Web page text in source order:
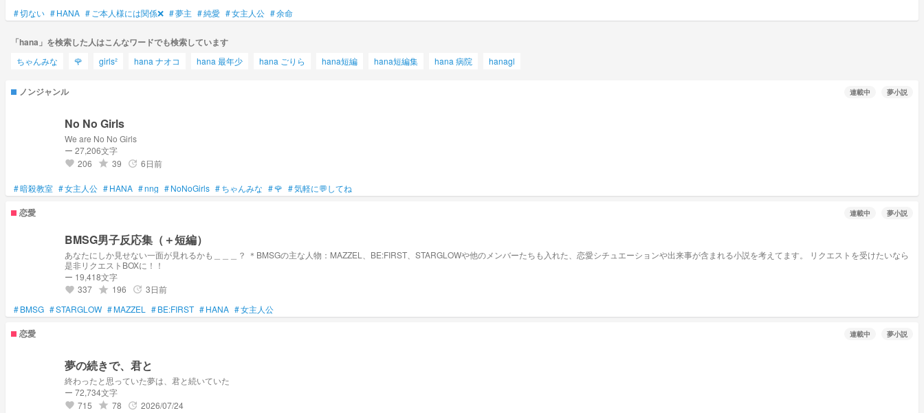
#切ない #HANA # ご本人様には関係❌ #夢主 #純愛 #女主人公 #余命
「hana」を検索した人はこんなワードでも検索しています
ちゃんみな 🌹 girls² hana ナオコ hana 最年少 hana ごりら hana短編 hana短編集 hana 病院 hanagl
ノンジャンル 連載中 夢小説
No No Girls
We are No No Girls
ー 27,206文字
favorite 206 grade 39 update 6日前
#暗殺教室 #女主人公 #HANA #nng #NoNoGirls #ちゃんみな #🌹 #気軽に💬してね
恋愛 連載中 夢小説
BMSG男子反応集（＋短編）
あなたにしか見せない一面が見れるかも＿＿＿？ ＊BMSGの主な人物：MAZZEL、BE:FIRST、STARGLOWや他のメンバーたちも入れた、恋愛シチュエーションや出来事が含まれる小説を考えてます。 リクエストを受けたいなら
是非リクエストBOXに！！
ー 19,418文字
favorite 337 grade 196 update 3日前
#BMSG #STARGLOW #MAZZEL #BE:FIRST #HANA #女主人公
恋愛 連載中 夢小説
夢の続きで、君と
終わったと思っていた夢は、君と続いていた
ー 72,734文字
favorite 715 grade 78 update 2026/07/24